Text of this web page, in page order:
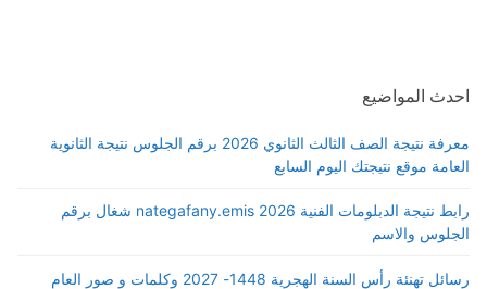
احدث المواضيع
معرفة نتيجة الصف الثالث الثانوي 2026 برقم الجلوس نتيجة الثانوية
العامة موقع نتيجتك اليوم السابع
رابط نتيجة الدبلومات الفنية 2026 nategafany.emis شغال برقم
الجلوس والاسم
رسائل تهنئة رأس السنة الهجرية 1448- 2027 وكلمات و صور العام